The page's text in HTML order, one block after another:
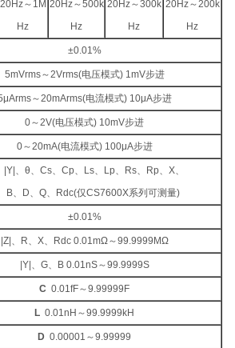
20Hz～1M
Hz
20Hz～500k
Hz
20Hz～300k
Hz
20Hz～200k
Hz
±0.01%
5mVrms～2Vrms(电压模式) 1mV步进
～20mArms(电流模式) 10μA步进
0～2V(电压模式) 10mV步进
0～20mA(电流模式) 100μA步进
|Y|、θ、Cs、Cp、Ls、Lp、Rs、Rp、X、
B、D、Q、Rdc(仅CS7600X系列可测量)
±0.01%
|Z|、R、X、Rdc 0.01mΩ～99.9999MΩ
|Y|、G、B 0.01nS～99.9999S
C 0.01fF～9.99999F
L 0.01nH～99.9999kH
D 0.00001～9.99999